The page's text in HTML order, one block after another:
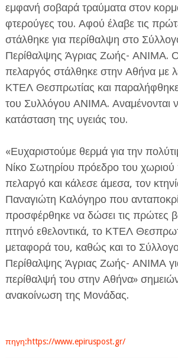
εμφανή σοβαρά τραύματα στον
φτερούγες του. Αφού έλαβε τις
στάλθηκε για περίθαλψη στο
Περίθαλψης Άγριας Ζωής- ΑΝΙΜΑ. Ο
πελαργός στάλθηκε στην Αθήνα με
ΚΤΕΛ Θεσπρωτίας και
του Συλλόγου ΑΝΙΜΑ. Αναμένονται
κατάσταση της υγειάς του.
«Ευχαριστούμε θερμά για την
Νίκο Σωτηρίου πρόεδρο του χωριού
πελαργό και κάλεσε άμεσα, τον
Παναγιώτη Καλόγηρο που
προσφέρθηκε να δώσει τις πρώτες
πτηνό εθελοντικά, το ΚΤΕΛ
μεταφορά του, καθώς και το
Περίθαλψης Άγριας Ζωής- ΑΝΙΜΑ
περίθαλψή του στην Αθήνα»
ανακοίνωση της Μονάδας.
πηγη:https://www.epiruspost.gr/